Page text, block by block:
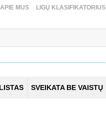
APIE MUS LIGŲ KLASIFIKATORIUS
SVEIKATA BE VAISTŲ